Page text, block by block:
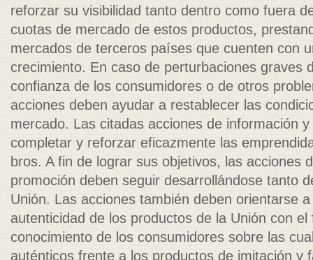
reforzar su visibilidad tanto dentro como fuera
cuotas de mercado de estos productos,
mercados de terceros países que cuenten con
crecimiento. En caso de perturbaciones graves
confianza de los consumidores o de otros
acciones deben ayudar a restablecer las
mercado. Las citadas acciones de información
completar y reforzar eficazmente las
bros. A fin de lograr sus objetivos, las acciones
promoción deben seguir desarrollándose tanto
Unión. Las acciones también deben orientarse
autenticidad de los productos de la Unión con
conocimiento de los consumidores sobre las
auténticos frente a los productos de imitación y